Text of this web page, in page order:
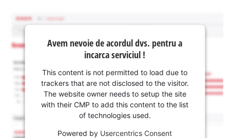
Avem nevoie de acordul dvs. pentru a
incarca serviciul !
This content is not permitted to load due to
trackers that are not disclosed to the visitor.
The website owner needs to setup the site
with their CMP to add this content to the list
of technologies used.
Powered by Usercentrics Consent